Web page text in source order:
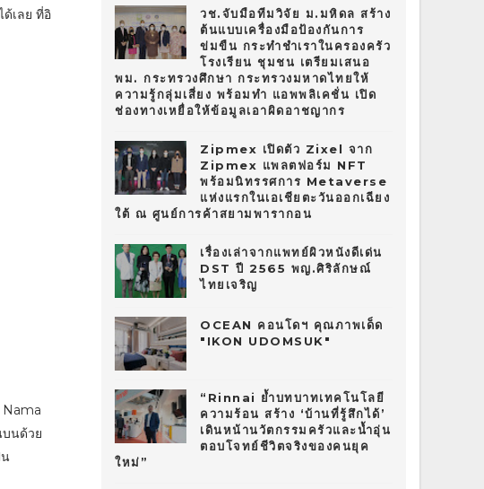
เลย ที่อิ
Nama
นด้วย
วช.จับมือทีมวิจัย ม.มหิดล สร้าง
ต้นแบบเครื่องมือป้องกันการ
ข่มขืน กระทำชำเราในครองครัว
โรงเรียน ชุมชน เตรียมเสนอ
พม. กระทรวงศึกษา กระทรวงมหาดไทยให้
ความรู้กลุ่มเสี่ยง พร้อมทำ แอพพลิเคชั่น เปิด
ช่องทางเหยื่อให้ข้อมูลเอาผิดอาชญากร
Zipmex เปิดตัว Zixel จาก
Zipmex แพลตฟอร์ม NFT
พร้อมนิทรรศการ Metaverse
แห่งแรกในเอเชียตะวันออกเฉียง
ใต้ ณ ศูนย์การค้าสยามพารากอน
เรื่องเล่าจากแพทย์ผิวหนังดีเด่น
DST ปี 2565 พญ.ศิริลักษณ์
ไทยเจริญ
OCEAN คอนโดฯ คุณภาพเด็ด
"IKON UDOMSUK"
“Rinnai ย้ำบทบาทเทคโนโลยี
ความร้อน สร้าง ‘บ้านที่รู้สึกได้’
เดินหน้านวัตกรรมครัวและน้ำอุ่น
ตอบโจทย์ชีวิตจริงของคนยุค
ใหม่”